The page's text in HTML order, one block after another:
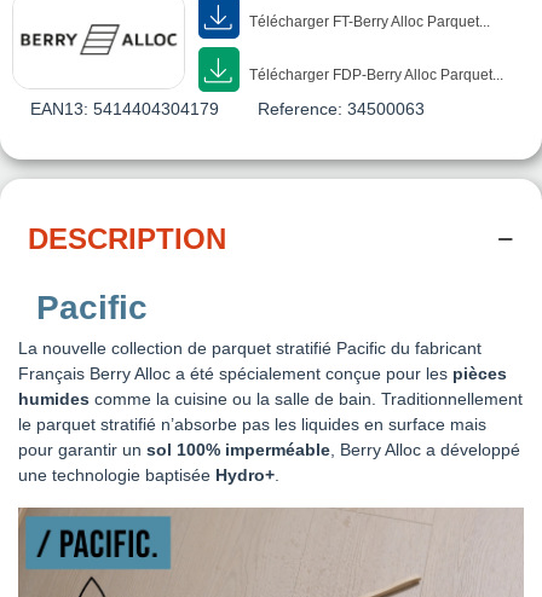
Télécharger FT-Berry Alloc Parquet...
Télécharger FDP-Berry Alloc Parquet...
EAN13: 5414404304179 Reference: 34500063
DESCRIPTION
Pacific
La nouvelle collection de parquet stratifié Pacific du fabricant
Français Berry Alloc a été spécialement conçue pour les pièces
humides comme la cuisine ou la salle de bain. Traditionnellement
le parquet stratifié n’absorbe pas les liquides en surface mais
pour garantir un sol 100% imperméable , Berry Alloc a développé
une technologie baptisée Hydro+